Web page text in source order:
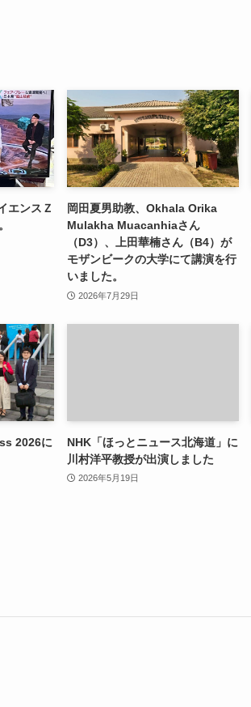
エンスＺ
岡田夏男助教、Okhala Orika
Mulakha Muacanhiaさん
（D3）、上田華楠さん（B4）が
モザンビークの大学にて講演を行
いました。
2026年7月29日
2026に
NHK「ほっとニュース北海道」に
川村洋平教授が出演しました
2026年5月19日